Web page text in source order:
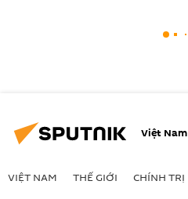
Việt Nam
VIỆT NAM THẾ GIỚI CHÍNH TRỊ